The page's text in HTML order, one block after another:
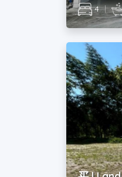
4 |